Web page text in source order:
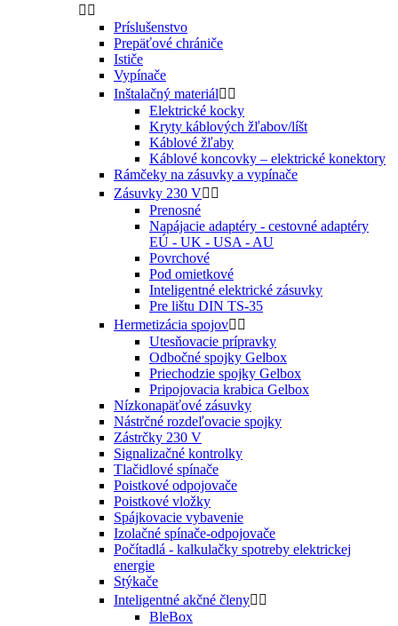
 
Príslušenstvo
Prepäťové chrániče
Ističe
Vypínače
Inštalačný materiál 
Elektrické kocky
Kryty káblových žľabov/líšt
Káblové žľaby
Káblové koncovky – elektrické konektory
Rámčeky na zásuvky a vypínače
Zásuvky 230 V 
Prenosné
Napájacie adaptéry - cestovné adaptéry
EÚ - UK - USA - AU
Povrchové
Pod omietkové
Inteligentné elektrické zásuvky
Pre lištu DIN TS-35
Hermetizácia spojov 
Utesňovacie prípravky
Odbočné spojky Gelbox
Priechodzie spojky Gelbox
Pripojovacia krabica Gelbox
Nízkonapäťové zásuvky
Nástrčné rozdeľovacie spojky
Zástrčky 230 V
Signalizačné kontrolky
Tlačidlové spínače
Poistkové odpojovače
Poistkové vložky
Spájkovacie vybavenie
Izolačné spínače-odpojovače
Počítadlá - kalkulačky spotreby elektrickej
energie
Stýkače
Inteligentné akčné členy 
BleBox